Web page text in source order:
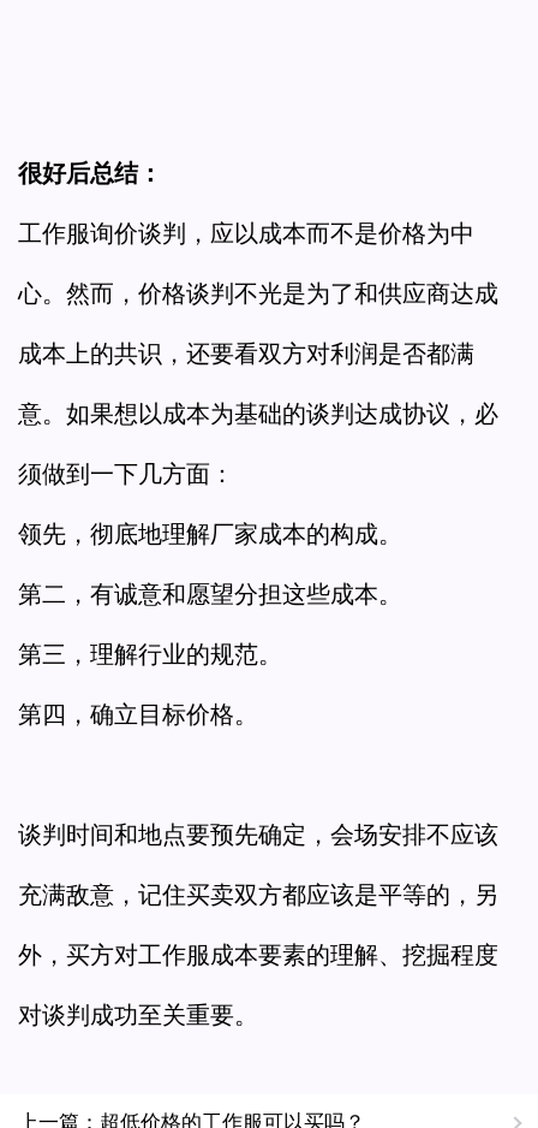
很好后总结：
工作服询价谈判，应以成本而不是价格为中
心。然而，价格谈判不光是为了和供应商达成
成本上的共识，还要看双方对利润是否都满
意。如果想以成本为基础的谈判达成协议，必
须做到一下几方面：
领先，彻底地理解厂家成本的构成。
第二，有诚意和愿望分担这些成本。
第三，理解行业的规范。
第四，确立目标价格。
谈判时间和地点要预先确定，会场安排不应该
充满敌意，记住买卖双方都应该是平等的，另
外，买方对工作服成本要素的理解、挖掘程度
对谈判成功至关重要。
上一篇：超低价格的工作服可以买吗？